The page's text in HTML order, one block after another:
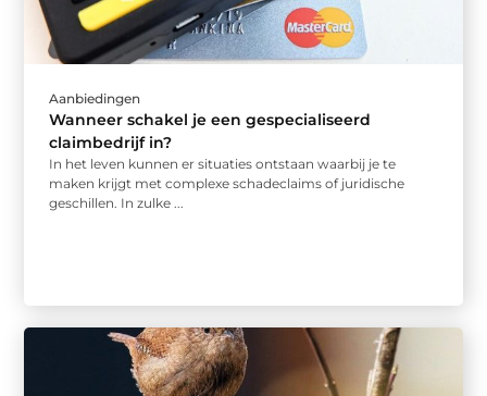
Aanbiedingen
Wanneer schakel je een gespecialiseerd
claimbedrijf in?
In het leven kunnen er situaties ontstaan waarbij je te
maken krijgt met complexe schadeclaims of juridische
geschillen. In zulke ...